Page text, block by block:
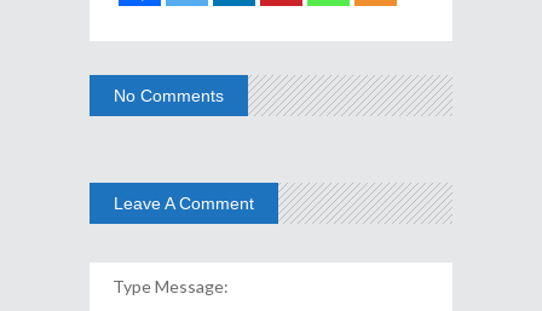
No Comments
Leave A Comment